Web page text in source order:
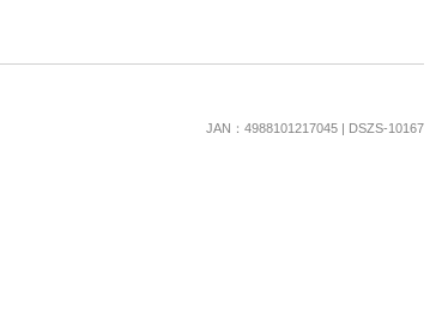
JAN：4988101217045 | DSZS-10167